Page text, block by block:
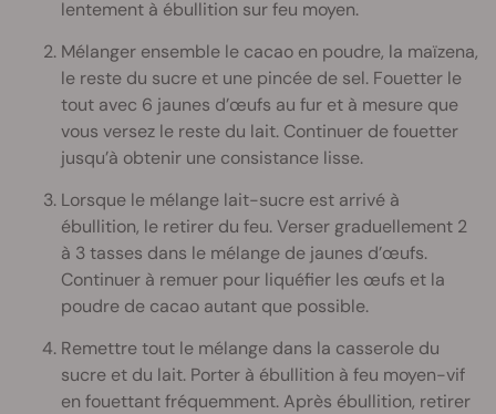
lentement à ébullition sur feu moyen.
Mélanger ensemble le cacao en poudre, la maïzena,
le reste du sucre et une pincée de sel. Fouetter le
tout avec 6 jaunes d’œufs au fur et à mesure que
vous versez le reste du lait. Continuer de fouetter
jusqu’à obtenir une consistance lisse.
Lorsque le mélange lait-sucre est arrivé à
ébullition, le retirer du feu. Verser graduellement 2
à 3 tasses dans le mélange de jaunes d’œufs.
Continuer à remuer pour liquéfier les œufs et la
poudre de cacao autant que possible.
Remettre tout le mélange dans la casserole du
sucre et du lait. Porter à ébullition à feu moyen-vif
en fouettant fréquemment. Après ébullition, retirer